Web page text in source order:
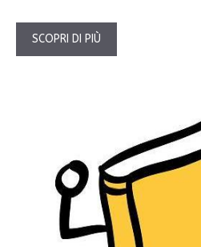
SCOPRI DI PIÙ